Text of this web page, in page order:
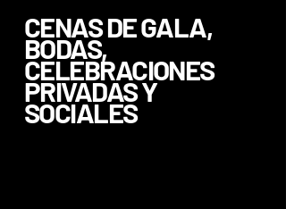
CENAS DE GALA,
BODAS,
CELEBRACIONES
PRIVADAS Y
SOCIALES